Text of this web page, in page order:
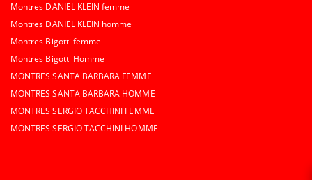
Montres DANIEL KLEIN femme
Montres DANIEL KLEIN homme
Montres Bigotti femme
Montres Bigotti Homme
MONTRES SANTA BARBARA FEMME
MONTRES SANTA BARBARA HOMME
MONTRES SERGIO TACCHINI FEMME
MONTRES SERGIO TACCHINI HOMME